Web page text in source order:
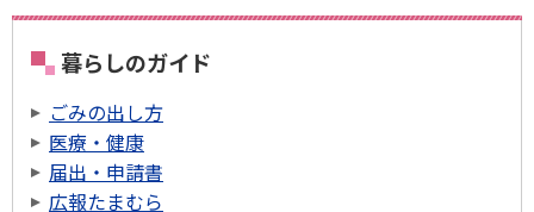
暮らしのガイド
ごみの出し方
医療・健康
届出・申請書
広報たまむら